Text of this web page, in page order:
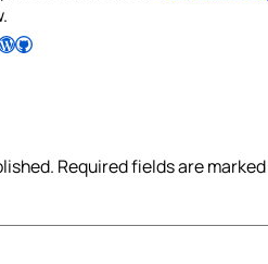
WordPress Follow Pradeep on GitHub
Required fields are marked